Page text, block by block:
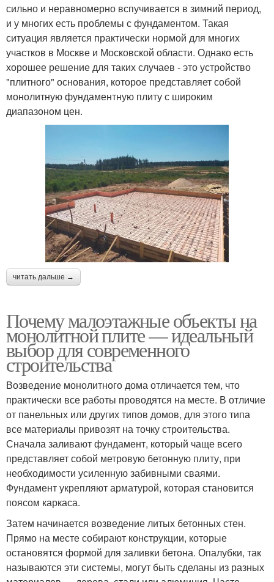
сильно и неравномерно вспучивается в зимний период,
и у многих есть проблемы с фундаментом. Такая
ситуация является практически нормой для многих
участков в Москве и Московской области. Однако есть
хорошее решение для таких случаев - это устройство
"плитного" основания, которое представляет собой
монолитную фундаментную плиту с широким
диапазоном цен.
читать дальше →
Почему малоэтажные объекты на
монолитной плите — идеальный
выбор для современного
строительства
Возведение монолитного дома отличается тем, что
практически все работы проводятся на месте. В отличие
от панельных или других типов домов, для этого типа
все материалы привозят на точку строительства.
Сначала заливают фундамент, который чаще всего
представляет собой метровую бетонную плиту, при
необходимости усиленную забивными сваями.
Фундамент укрепляют арматурой, которая становится
поясом каркаса.
Затем начинается возведение литых бетонных стен.
Прямо на месте собирают конструкции, которые
остановятся формой для заливки бетона. Опалубки, так
называются эти системы, могут быть сделаны из разных